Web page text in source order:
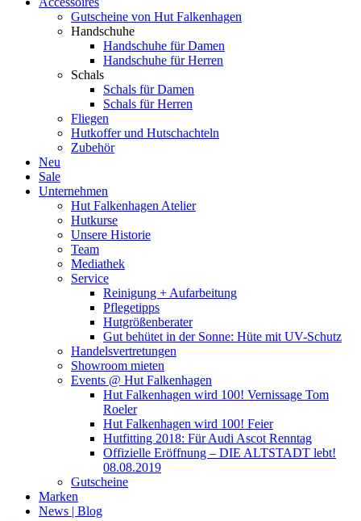
Gutscheine von Hut Falkenhagen
Handschuhe
Handschuhe für Damen
Handschuhe für Herren
Schals
Schals für Damen
Schals für Herren
Fliegen
Hutkoffer und Hutschachteln
Zubehör
Neu
Sale
Unternehmen
Hut Falkenhagen Atelier
Hutkurse
Unsere Historie
Team
Mediathek
Service
Reinigung + Aufarbeitung
Pflegetipps
Hutgrößenberater
Gut behütet in der Sonne: Hüte mit UV-Schutz
Handelsvertretungen
Showroom mieten
Events @ Hut Falkenhagen
Hut Falkenhagen wird 100! Vernissage Tom
Roeler
Hut Falkenhagen wird 100! Feier
Hutfitting 2018: Für Audi Ascot Renntag
Offizielle Eröffnung – DIE ALTSTADT lebt!
08.08.2019
Gutscheine
Marken
News | Blog